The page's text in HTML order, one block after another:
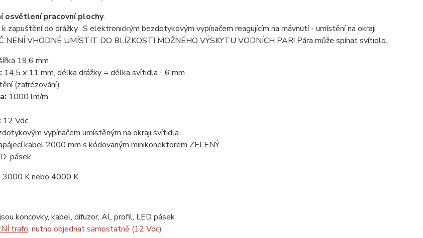
osvětlení pracovní plochy.
zapuštění do drážky. S elektronickým bezdotykovým vypínačem reagujícím na mávnutí - umístění na okraji
NENÍ VHODNÉ UMÍSTIT DO BLÍZKOSTI MOŽNÉHO VÝSKYTU VODNÍCH PAR! Pára může spínat svítidlo.
19,6 mm
14,5 x 11 mm, délka drážky = délka svítidla - 6 mm
(zafrézování)
1000 lm/m
12 Vdc
vypínačem umístěným na okraji svítidla
kabel 2000 mm s kódovaným minikonektorem ZELENÝ
pásek
3000 K nebo 4000 K
koncovky, kabel, difuzor, AL profil, LED pásek
trafo, nutno objednat samostatně (12 Vdc)